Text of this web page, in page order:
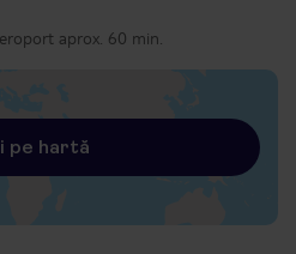
aprox. 60 min.
pe hartă